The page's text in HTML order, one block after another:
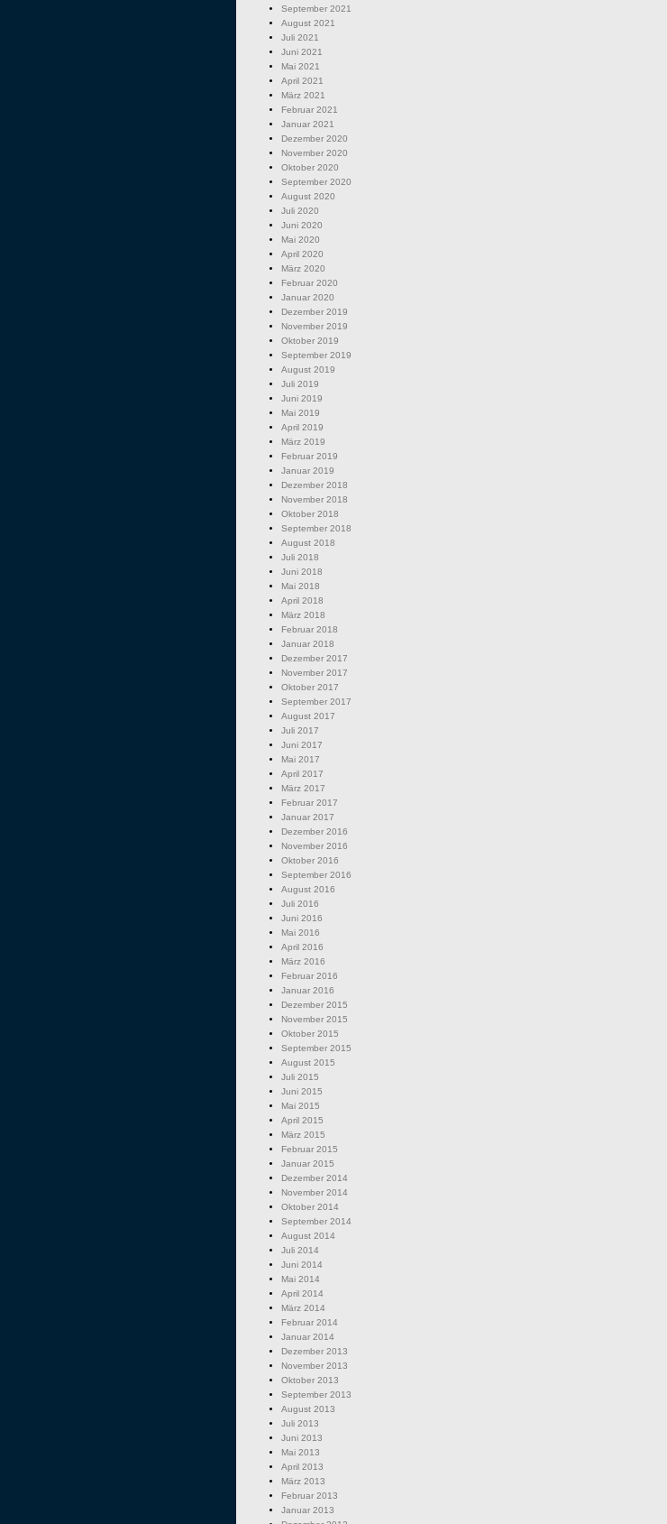
September 2021
August 2021
Juli 2021
Juni 2021
Mai 2021
April 2021
März 2021
Februar 2021
Januar 2021
Dezember 2020
November 2020
Oktober 2020
September 2020
August 2020
Juli 2020
Juni 2020
Mai 2020
April 2020
März 2020
Februar 2020
Januar 2020
Dezember 2019
November 2019
Oktober 2019
September 2019
August 2019
Juli 2019
Juni 2019
Mai 2019
April 2019
März 2019
Februar 2019
Januar 2019
Dezember 2018
November 2018
Oktober 2018
September 2018
August 2018
Juli 2018
Juni 2018
Mai 2018
April 2018
März 2018
Februar 2018
Januar 2018
Dezember 2017
November 2017
Oktober 2017
September 2017
August 2017
Juli 2017
Juni 2017
Mai 2017
April 2017
März 2017
Februar 2017
Januar 2017
Dezember 2016
November 2016
Oktober 2016
September 2016
August 2016
Juli 2016
Juni 2016
Mai 2016
April 2016
März 2016
Februar 2016
Januar 2016
Dezember 2015
November 2015
Oktober 2015
September 2015
August 2015
Juli 2015
Juni 2015
Mai 2015
April 2015
März 2015
Februar 2015
Januar 2015
Dezember 2014
November 2014
Oktober 2014
September 2014
August 2014
Juli 2014
Juni 2014
Mai 2014
April 2014
März 2014
Februar 2014
Januar 2014
Dezember 2013
November 2013
Oktober 2013
September 2013
August 2013
Juli 2013
Juni 2013
Mai 2013
April 2013
März 2013
Februar 2013
Januar 2013